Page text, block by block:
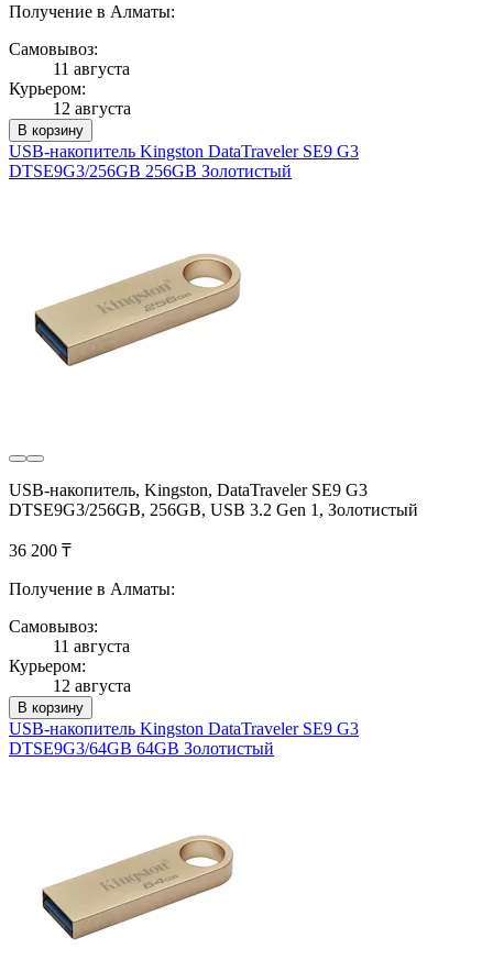
Получение в Алматы:
Самовывоз:
11 августа
Курьером:
12 августа
В корзину
USB-накопитель Kingston DataTraveler SE9 G3
DTSE9G3/256GB 256GB Золотистый
USB-накопитель, Kingston, DataTraveler SE9 G3
DTSE9G3/256GB, 256GB, USB 3.2 Gen 1, Золотистый
36 200 ₸
Получение в Алматы:
Самовывоз:
11 августа
Курьером:
12 августа
В корзину
USB-накопитель Kingston DataTraveler SE9 G3
DTSE9G3/64GB 64GB Золотистый